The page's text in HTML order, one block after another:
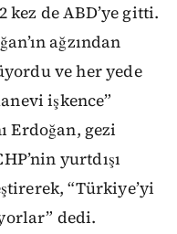
kez de ABD’ye gitti.
ağzından
ve her yede
işkence”
Erdoğan, gezi
yurtdışı
“Türkiye’yi
dedi.